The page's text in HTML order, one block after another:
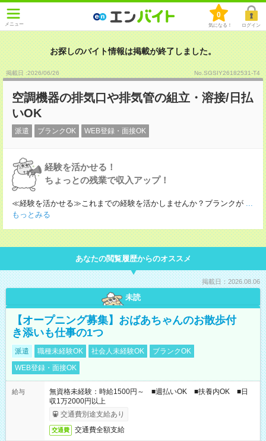
メニュー
0
気になる！ ログイン
お探しのバイト情報は掲載が終了しました。
掲載日 :2026/06/26 No.SGSIY26182531-T4
空調機器の排気口や排気管の組立・溶接/日払
いOK
派遣 ブランクOK WEB登録・面接OK
経験を活かせる！
ちょっとの残業で収入アップ！
≪経験を活かせる≫これまでの経験を活かしませんか？ブランクが ...
もっとみる
あなたの閲覧履歴からのオススメ
掲載日：2026.08.06
未読
【オープニング募集】おばあちゃんのお散歩付
き添いも仕事の1つ
派遣 職種未経験OK 社会人未経験OK
ブランクOK
WEB登録・面接OK
給与
無資格未経験：時給1500円～ ■週払いOK ■扶養内OK ■日
収1万2000円以上
交通費別途支給あり
交通費 交通費全額支給